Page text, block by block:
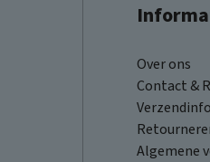
Over ons
Contact &
Algemene